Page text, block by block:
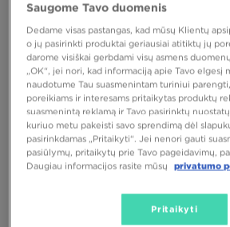
BOOT
Saugome Tavo duomenis
Dedame visas pastangas, kad mūsų Klientų
o jų pasirinkti produktai geriausiai atitiktų jų
darome visiškai gerbdami visų asmens
„OK“, jei nori, kad informaciją apie Tavo elgesį
naudotume Tau suasmenintam turiniui
poreikiams ir interesams pritaikytas produktų
suasmenintą reklamą ir Tavo pasirinktų
kuriuo metu pakeisti savo sprendimą dėl
pasirinkdamas „Pritaikyti“. Jei nenori gauti
pasiūlymų, pritaikytų prie Tavo pageidavimų,
Daugiau informacijos rasite mūsų
privatumo
Pritaikyti